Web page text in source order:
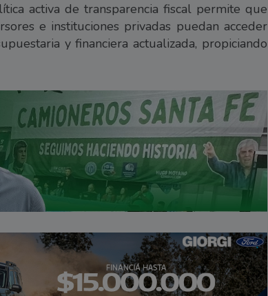
activa de transparencia fiscal permite que
e instituciones privadas puedan acceder
y financiera actualizada, propiciando